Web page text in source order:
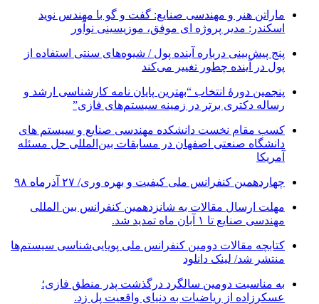
ماراتن هنر و مهندسی صنایع: گفت و گو با مهندس نوید
اسکندر: مدیر پروژه ای موفق، موزیسینی نوآور
پنج پیش‌بینی درباره آینده پول / شیوه‌های سنتی استفاده از
پول در آینده چطور تغییر می‌کند
پنجمین دورۀ انتخاب “بهترین پایان ­نامه کارشناسی­ ارشد و
رساله دکتری برتر در زمینه سیستم‌های فازی”
کسب مقام نخست دانشکده مهندسی صنایع و سیستم های
دانشگاه صنعتی اصفهان در مسابقات بین‌المللی حل مسئله
آمریکا
چهاردهمین کنفرانس ملی کیفیت و بهره وری/ ۲۷ آذرماه ۹۸
مهلت ارسال مقالات به شانزدهمین کنفرانس بین المللی
مهندسی صنایع تا ۱ آبان ماه تمدید شد.
کتابچه مقالات دومین کنفرانس ملی پویایی‌شناسی سیستم‌ها
منتشر شد/ لینک دانلود
به مناسبت دومین سالگرد درگذشت پدر منطق فازی؛
عسکرزاده از ریاضیات به دنیای واقعیت پل زد.